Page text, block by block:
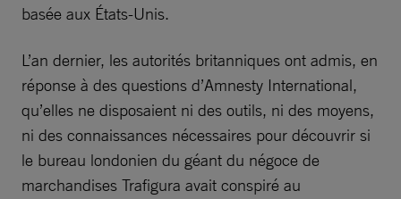
basée aux États-Unis.
L’an dernier, les autorités britanniques ont admis, en
réponse à des questions d’Amnesty International,
qu’elles ne disposaient ni des outils, ni des moyens,
ni des connaissances nécessaires pour découvrir si
le bureau londonien du géant du négoce de
marchandises Trafigura avait conspiré au